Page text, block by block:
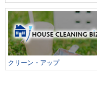
クリーン・アップ